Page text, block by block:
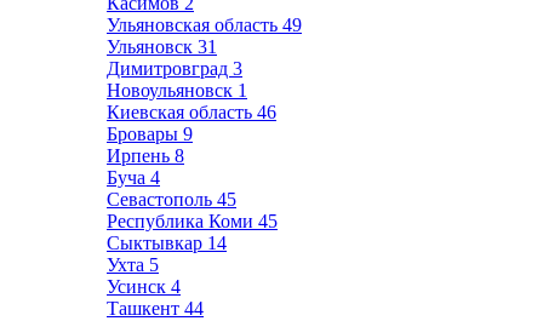
Ульяновская область 49
Ульяновск 31
Димитровград 3
Новоульяновск 1
Киевская область 46
Бровары 9
Ирпень 8
Буча 4
Севастополь 45
Республика Коми 45
Сыктывкар 14
Ухта 5
Усинск 4
Ташкент 44